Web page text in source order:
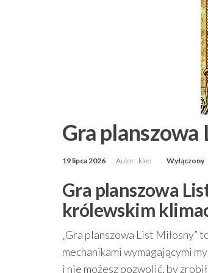
Gra planszowa
19 lipca 2026 Autor kleo Wyłączony
Gra planszowa
królewskim
„Gra planszowa List Miłosny”
mechanikami wymagającymi
i nie możesz pozwolić, by